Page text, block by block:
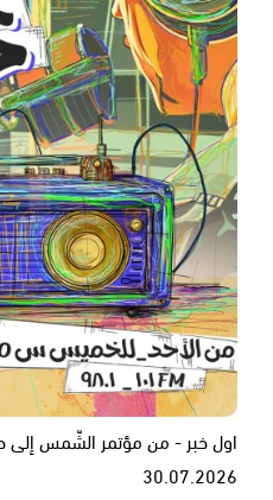
اول خبر - من مؤتمر الشّمس إلى
30.07.2026